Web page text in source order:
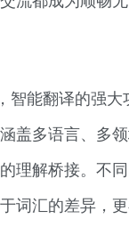
智能翻译的强大
盖多语言、多
理解桥接。不
词汇的差异，